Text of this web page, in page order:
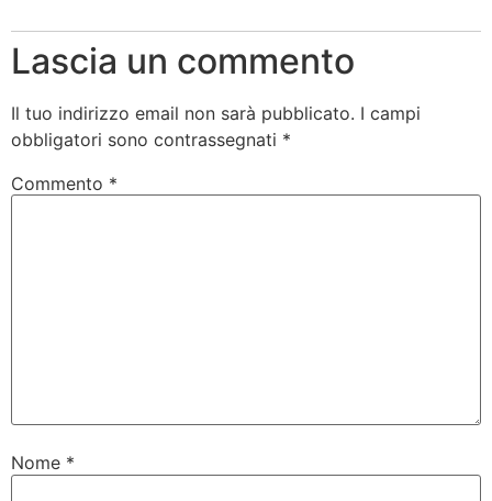
Lascia un commento
Il tuo indirizzo email non sarà pubblicato. I campi
obbligatori sono contrassegnati *
Commento *
Nome *